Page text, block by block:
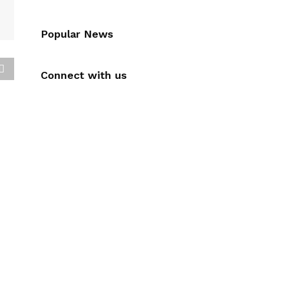
Popular News
Connect with us